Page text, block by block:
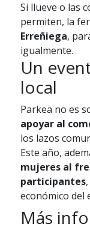
Si llueve o las
permiten, la
Erreñiega,
igualmente.
Un
local
Parkea no es
apoyar al
los lazos
Este año,
mujeres al
participantes
económico del
Más